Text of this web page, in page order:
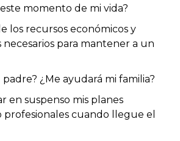
momento de mi vida?
los recursos económicos y
necesarios para mantener a un
padre? ¿Me ayudará mi familia?
en suspenso mis planes
profesionales cuando llegue el